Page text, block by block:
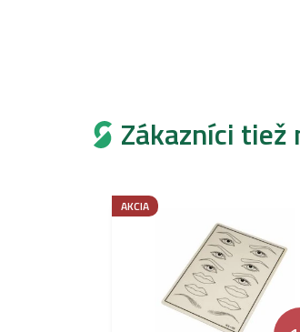
Zákazníci tiež
AKCIA